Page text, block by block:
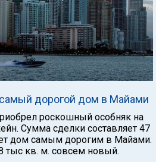
дорогой дом в Майами
роскошный особняк на
Сумма сделки составляет 47
дом самым дорогим в Майами.
тыс кв. м. совсем новый.